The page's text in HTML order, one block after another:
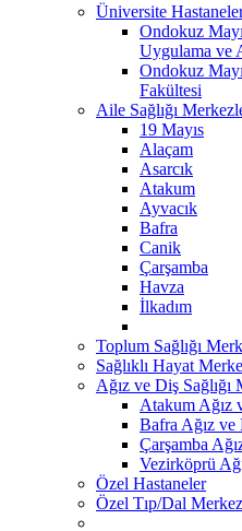
Üniversite
Ondokuz
Uygulama ve
Ondokuz
Fakültesi
Aile Sağlığı
19 Mayıs
Alaçam
Asarcık
Atakum
Ayvacık
Bafra
Canik
Çarşamba
Havza
İlkadım
Toplum Sağlığı
Sağlıklı Hayat
Ağız ve Diş Sağlığı
Atakum Ağız
Bafra Ağız ve
Çarşamba
Vezirköprü
Özel Hastaneler
Özel Tıp/Dal